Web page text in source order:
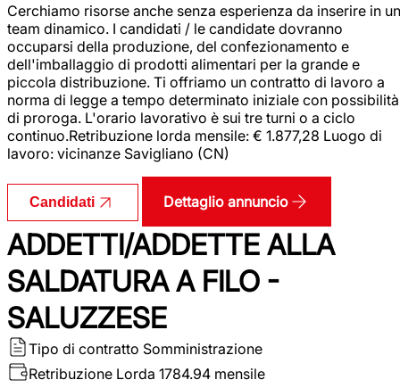
Cerchiamo risorse anche senza esperienza da inserire in un
team dinamico. I candidati / le candidate dovranno
occuparsi della produzione, del confezionamento e
dell'imballaggio di prodotti alimentari per la grande e
piccola distribuzione. Ti offriamo un contratto di lavoro a
norma di legge a tempo determinato iniziale con possibilità
di proroga. L'orario lavorativo è sui tre turni o a ciclo
continuo.Retribuzione lorda mensile: € 1.877,28 Luogo di
lavoro: vicinanze Savigliano (CN)
Candidati Dettaglio annuncio
ADDETTI/ADDETTE ALLA
SALDATURA A FILO -
SALUZZESE
Tipo di contratto Somministrazione
Retribuzione Lorda 1784.94 mensile